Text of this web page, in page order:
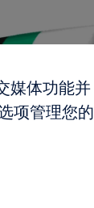
媒体功能并
项管理您的